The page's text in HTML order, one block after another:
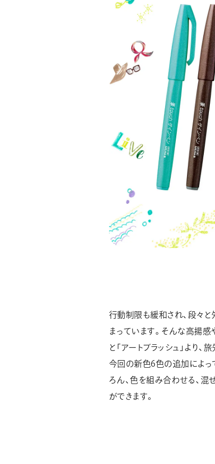
行動制限も緩和され、段々
まっています。そんな高揚感
と「アートブラッシュ」より
今回の新色6色の追加によっ
ろん、色を組み合わせる、混
ができます。